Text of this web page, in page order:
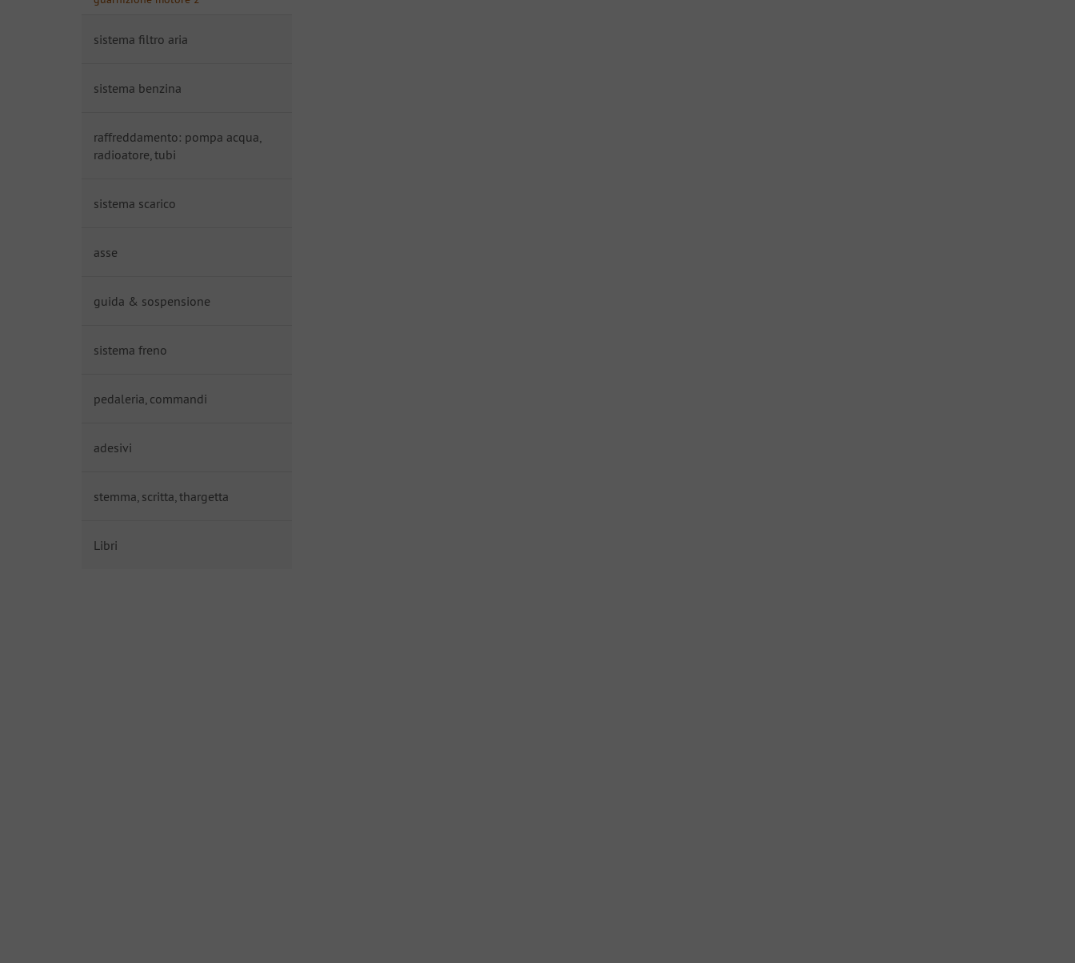
sistema filtro aria
sistema benzina
raffreddamento: pompa acqua,
radioatore, tubi
sistema scarico
asse
guida & sospensione
sistema freno
pedaleria, commandi
adesivi
stemma, scritta, thargetta
Libri